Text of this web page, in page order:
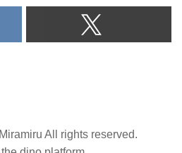
All rights reserved.